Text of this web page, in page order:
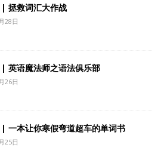
拯救词汇大作战
28日
英语魔法师之语法俱乐部
26日
一本让你寒假弯道超车的单词书
25日